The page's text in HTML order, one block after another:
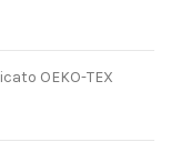
OEKO-TEX